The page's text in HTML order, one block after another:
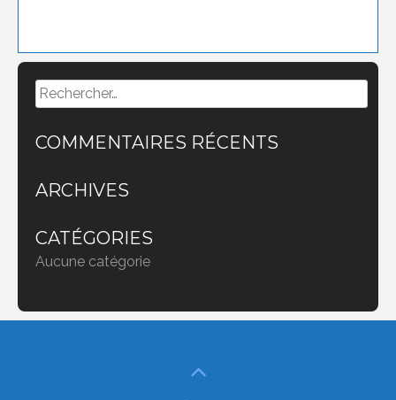
Rechercher :
COMMENTAIRES RÉCENTS
ARCHIVES
CATÉGORIES
Aucune catégorie